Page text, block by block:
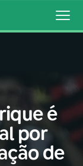
é
por
de